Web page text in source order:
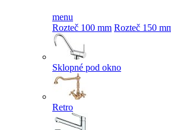
menu
Rozteč 100 mm Rozteč 150
Sklopné pod okno
Retro